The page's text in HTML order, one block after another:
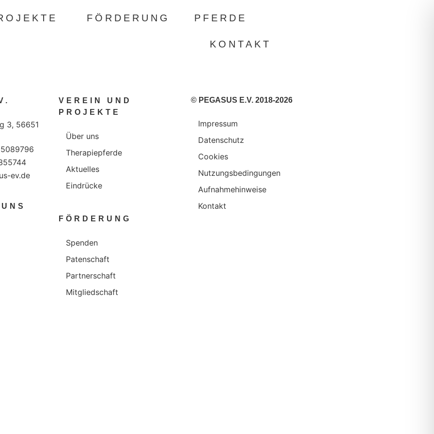
FÖRDERUNG PFERDE
KONTAKT
3, 56651
ev.de
VEREIN UND
PROJEKTE
Über uns
Therapiepferde
Aktuelles
Eindrücke
FÖRDERUNG
Spenden
Patenschaft
Partnerschaft
Mitgliedschaft
© PEGASUS E.V. 2018-2026
Impressum
Datenschutz
Cookies
Nutzungsbedingungen
Aufnahmehinweise
Kontakt